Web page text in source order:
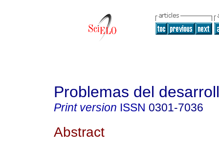
Problemas del
Print version ISSN 0301-7036
Abstract